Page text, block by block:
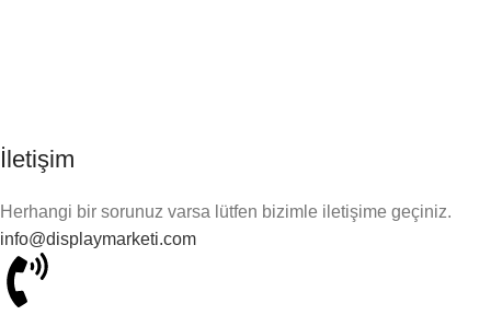
İletişim
Herhangi bir sorunuz varsa lütfen bizimle iletişime geçiniz.
info@displaymarketi.com